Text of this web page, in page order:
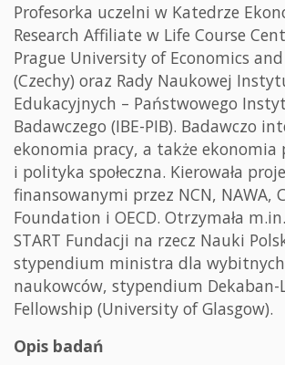
Profesorka uczelni w Katedrze
Research Affiliate w Life Course
Prague University of Economics
(Czechy) oraz Rady Naukowej
Edukacyjnych – Państwowego
Badawczego (IBE-PIB). Badawczo
ekonomia pracy, a także ekonomia
i polityka społeczna. Kierowała
finansowanymi przez NCN, NAWA,
Foundation i OECD. Otrzymała
START Fundacji na rzecz Nauki
stypendium ministra dla wybitnych
naukowców, stypendium Dekaban-
Fellowship (University of Glasgow).
Opis badań